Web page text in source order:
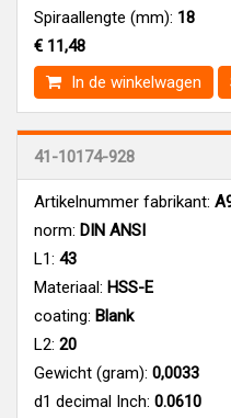
Spiraallengte (mm): 18
€ 11,48
In de winkelwagen
41-10174-928
Artikelnummer fabrikant:
norm: DIN ANSI
L1: 43
Materiaal: HSS-E
coating: Blank
L2: 20
Gewicht (gram): 0,0033
d1 decimal Inch: 0.0610